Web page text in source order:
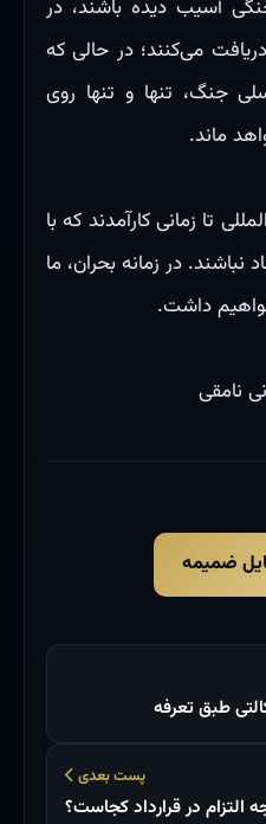
آسیب دیده باشند، در
می‌کنند؛ در حالی که
جنگ، تنها و تنها روی
ماند.
تا زمانی کارآمدند که با
در زمانه بحران، ما
داشت.
نامقی
ضمیمه
طبق تعرفه
پست بعدی
در قرارداد کجاست؟